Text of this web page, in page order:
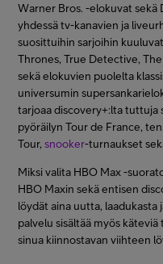
Warner Bros. -elokuvat sekä
yhdessä tv-kanavien ja
suosittuihin sarjoihin
Thrones, True Detective,
sekä elokuvien puolelta
universumin
tarjoaa discovery+:lta
pyöräilyn Tour de France,
Tour,snooker-turnaukset
Miksi valita HBO Max -
HBO Maxin sekä entisen
löydät aina uutta,
palvelu sisältää myös
sinua kiinnostavan viihteen